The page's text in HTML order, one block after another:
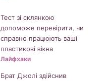
Тест зі склянкою
допоможе перевірити, чи
справно працюють ваші
пластикові вікна
Лайфхаки
Брат Джолі здійснив